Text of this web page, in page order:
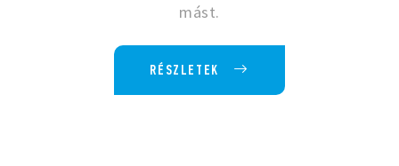
mást.
RÉSZLETEK